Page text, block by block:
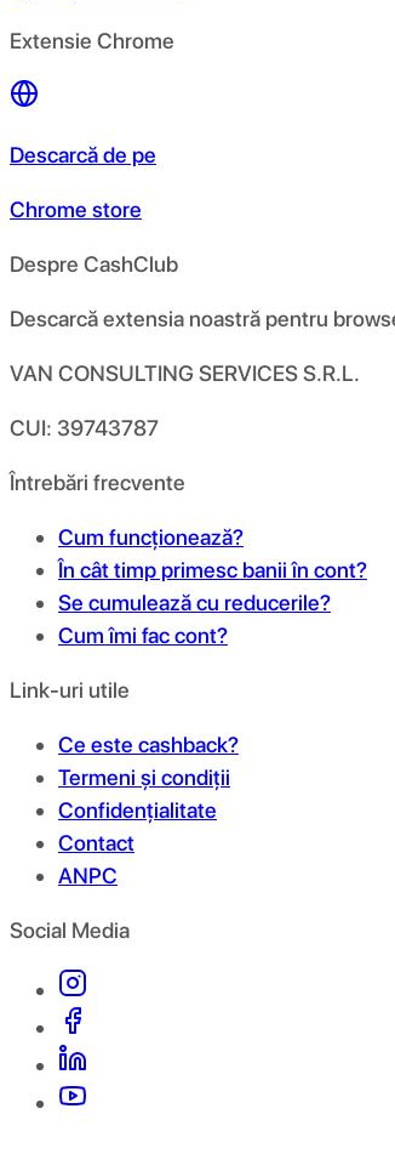
Extensie Chrome
Descarcă de pe
Chrome store
Despre CashClub
Descarcă extensia noastră pentru
VAN CONSULTING SERVICES S.R.L.
CUI: 39743787
Întrebări frecvente
Cum funcționează?
În cât timp primesc banii în cont?
Se cumulează cu reducerile?
Cum îmi fac cont?
Link-uri utile
Ce este cashback?
Termeni și condiții
Confidențialitate
Contact
ANPC
Social Media